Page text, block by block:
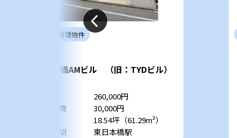
管理物件
日本橋AMビル （旧：TYDビル）
260,000円
共益費
30,000円
18.54坪（61.29m²）
最寄駅
東日本橋駅